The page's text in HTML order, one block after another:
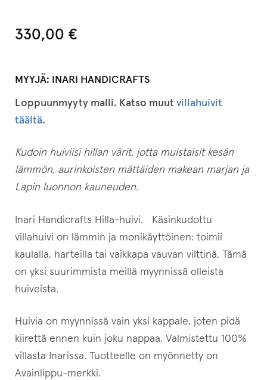
330,00 €
MYYJÄ: INARI HANDICRAFTS
Loppuunmyyty malli. Katso muutvillahuivit
täältä.
Kudoin huiviisi hillan värit, jotta muistaisit kesän
lämmön, aurinkoisten mättäiden makean marjan ja
Lapin luonnon kauneuden.
Inari Handicrafts Hilla-huivi. Käsinkudottu
villahuivi on lämmin ja monikäyttöinen: toimii
kaulalla, harteilla tai vaikkapa vauvan vilttinä. Tämä
on yksi suurimmista meillä myynnissä olleista
huiveista.
Huivia on myynnissä vain yksi kappale, joten pidä
kiirettä ennen kuin joku nappaa. Valmistettu 100%
villasta Inarissa. Tuotteelle on myönnetty on
Avainlippu-merkki.